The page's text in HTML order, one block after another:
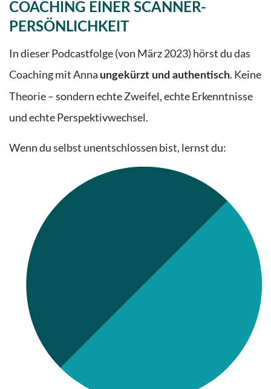
COACHING EINER SCANNER-
PERSÖNLICHKEIT
In dieser Podcastfolge (von März 2023) hörst du das
Coaching mit Anna ungekürzt und authentisch. Keine
Theorie – sondern echte Zweifel, echte Erkenntnisse
und echte Perspektivwechsel.
Wenn du selbst unentschlossen bist, lernst du: